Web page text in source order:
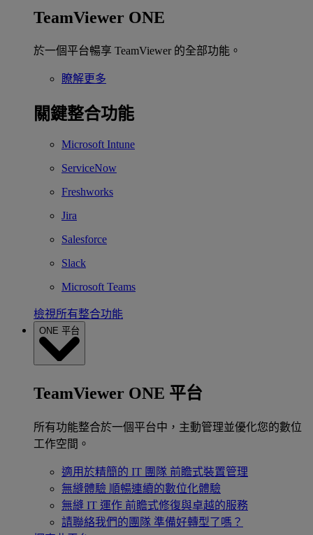
TeamViewer ONE
於一個平台暢享 TeamViewer 的全部功能。
瞭解更多
關鍵整合功能
Microsoft Intune
ServiceNow
Freshworks
Jira
Salesforce
Slack
Microsoft Teams
檢視所有整合功能
ONE 平台
TeamViewer ONE 平台
所有功能整合於一個平台中，主動管理並優化您的數位
工作空間。
適用於精簡的 IT 團隊 前瞻式裝置管理
無縫體驗 順暢連續的數位化體驗
無縫 IT 運作 前瞻式修復與卓越的服務
請聯絡我們的團隊 準備好轉型了嗎？